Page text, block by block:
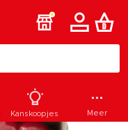
Kanskoopjes Meer